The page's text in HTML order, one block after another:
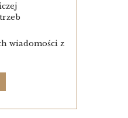
wiadomości z